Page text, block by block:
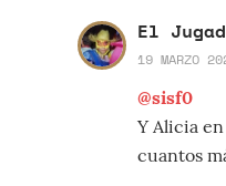
El
19 MARZO
@sisf0
Y Alicia
cuantos